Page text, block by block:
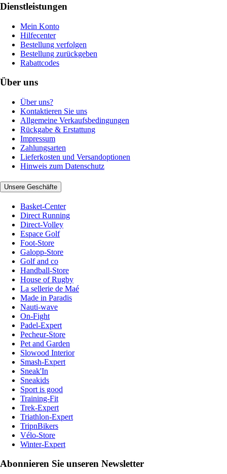
Dienstleistungen
Mein Konto
Hilfecenter
Bestellung verfolgen
Bestellung zurückgeben
Rabattcodes
Über uns
Über uns?
Kontaktieren Sie uns
Allgemeine Verkaufsbedingungen
Rückgabe & Erstattung
Impressum
Zahlungsarten
Lieferkosten und Versandoptionen
Hinweis zum Datenschutz
Unsere Geschäfte
Basket-Center
Direct Running
Direct-Volley
Espace Golf
Foot-Store
Galopp-Store
Golf and co
Handball-Store
House of Rugby
La sellerie de Maé
Made in Paradis
Nauti-wave
On-Fight
Padel-Expert
Pecheur-Store
Pet and Garden
Slowood Interior
Smash-Expert
Sneak'In
Sneakids
Sport is good
Training-Fit
Trek-Expert
Triathlon-Expert
TripnBikers
Vélo-Store
Winter-Expert
Abonnieren Sie unseren Newsletter